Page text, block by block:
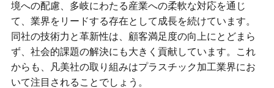
境への配慮、多岐にわたる産業への柔軟な対応を通じ
て、業界をリードする存在として成長を続けています。
同社の技術力と革新性は、顧客満足度の向上にとどまら
ず、社会的課題の解決にも大きく貢献しています。これ
からも、凡美社の取り組みはプラスチック加工業界にお
いて注目されることでしょう。